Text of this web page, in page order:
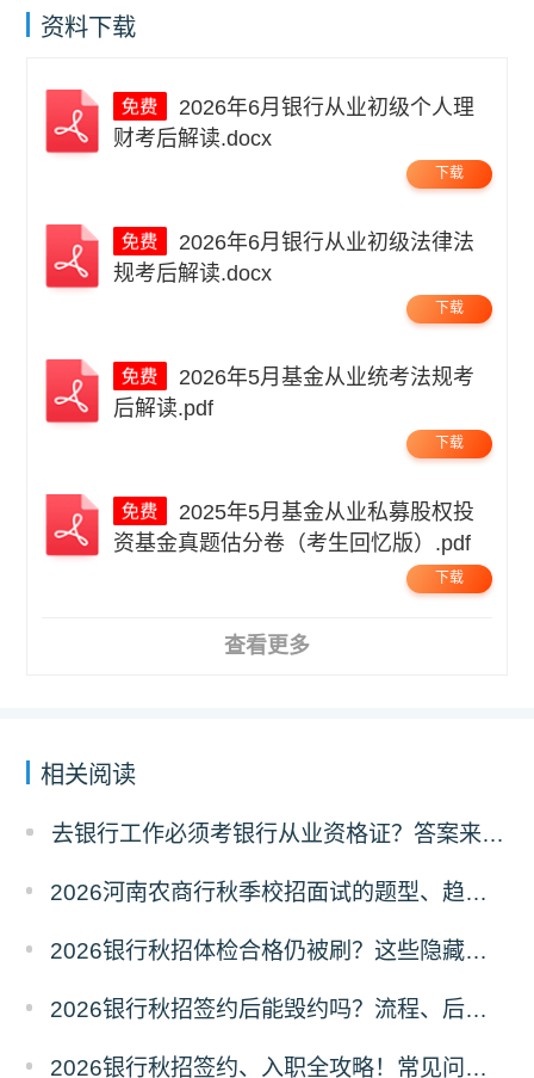
资料下载
财考后解读.docx
下载
规考后解读.docx
下载
后解读.pdf
下载
资基金真题估分卷（考生回忆版）.pdf
下载
查看更多
相关阅读
去银行工作必须考银行从业资格证？答案来了！
​2026河南农商行秋季校招面试的题型、趋势与备考指南
2026银行秋招体检合格仍被刷？这些隐藏原因及避坑指南请收好
2026银行秋招签约后能毁约吗？流程、后果与注意事项全解析
2026银行秋招签约、入职全攻略！常见问题+解答，避免踩坑！